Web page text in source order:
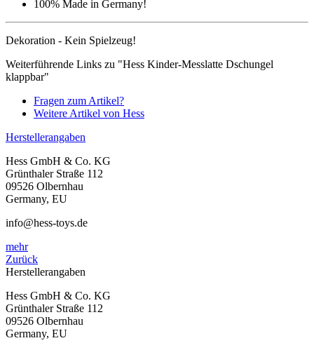
100% Made in Germany!
Dekoration - Kein Spielzeug!
Weiterführende Links zu "Hess Kinder-Messlatte Dschungel
klappbar"
Fragen zum Artikel?
Weitere Artikel von Hess
Herstellerangaben
Hess GmbH & Co. KG
Grünthaler Straße 112
09526 Olbernhau
Germany, EU
info@hess-toys.de
mehr
Zurück
Herstellerangaben
Hess GmbH & Co. KG
Grünthaler Straße 112
09526 Olbernhau
Germany, EU